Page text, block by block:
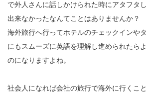
で外人さんに話しかけられた時にアタフタ
出来なかったなんてことはありませんか？
海外旅行へ行ってホテルのチェックインや
にもスムーズに英語を理解し進められたら
のになりますよね。
社会人になれば会社の旅行で海外に行くこ